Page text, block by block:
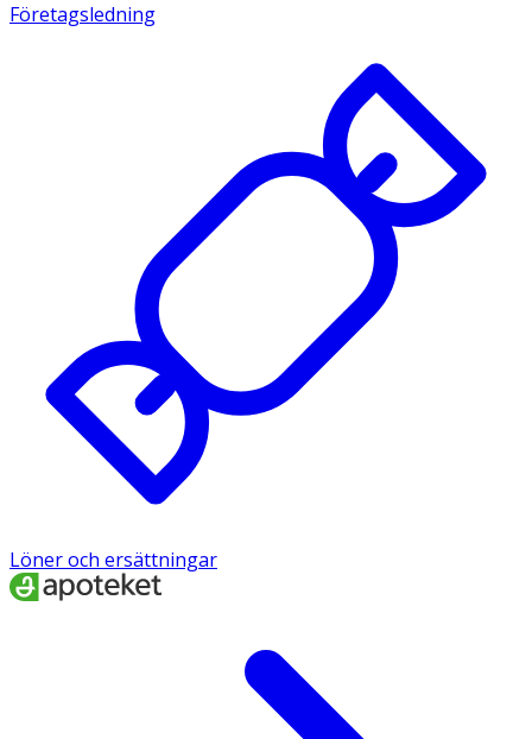
Företagsledning
Löner och ersättningar